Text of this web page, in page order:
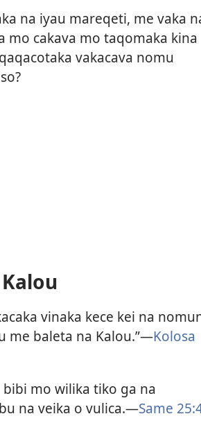
na iyau mareqeti, me vaka
mo cakava mo taqomaka kina
vakacava nomu
vinaka kece kei na
me baleta na Kalou.”—Kolosa
mo wilika tiko ga na
na veika o vulica.—Same